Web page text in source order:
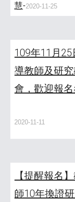
慧-2020-11-25
109年11月
導教師及研
會，歡迎報
2020-11-11
【提醒報名
師10年換證